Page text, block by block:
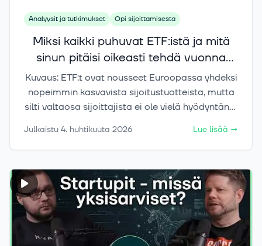
Analyysit ja tutkimukset Opi sijoittamisesta
Miksi kaikki puhuvat ETF:istä ja mitä
sinun pitäisi oikeasti tehdä vuonna
2026
Kuvaus: ETF:t ovat nousseet Euroopassa yhdeksi
nopeimmin kasvavista sijoitustuotteista, mutta
silti valtaosa sijoittajista ei ole vielä hyödyntänyt
nousseet keskiöön juuri nyt ja mitä sinun tulisi
käytännössä tehdä vuonna 2026. Opit, mitä
siirtyy niihin ja miten niillä voi rakentaa
hajautetun salkun yksinkertaisesti. Lisäksi
artikkelissa käydään läpi keskeiset
sijoitusteemat, jotka ohjaavat markkinoita tällä
hetkellä. Mukana on myös konkreettisia ETF-
Julkaistu 4. huhtikuuta 2026 Lue lisää →